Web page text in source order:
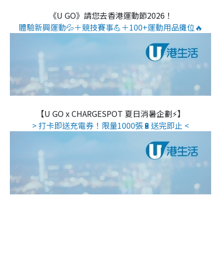
《U GO》請您去香港運動節2026！
體驗新興運動💦＋競技賽事💪＋100+運動用品攤位🔥
【U GO x CHARGESPOT 夏日消暑企劃⚡】
> 打卡即送充電券！限量1000張🔋送完即止 <